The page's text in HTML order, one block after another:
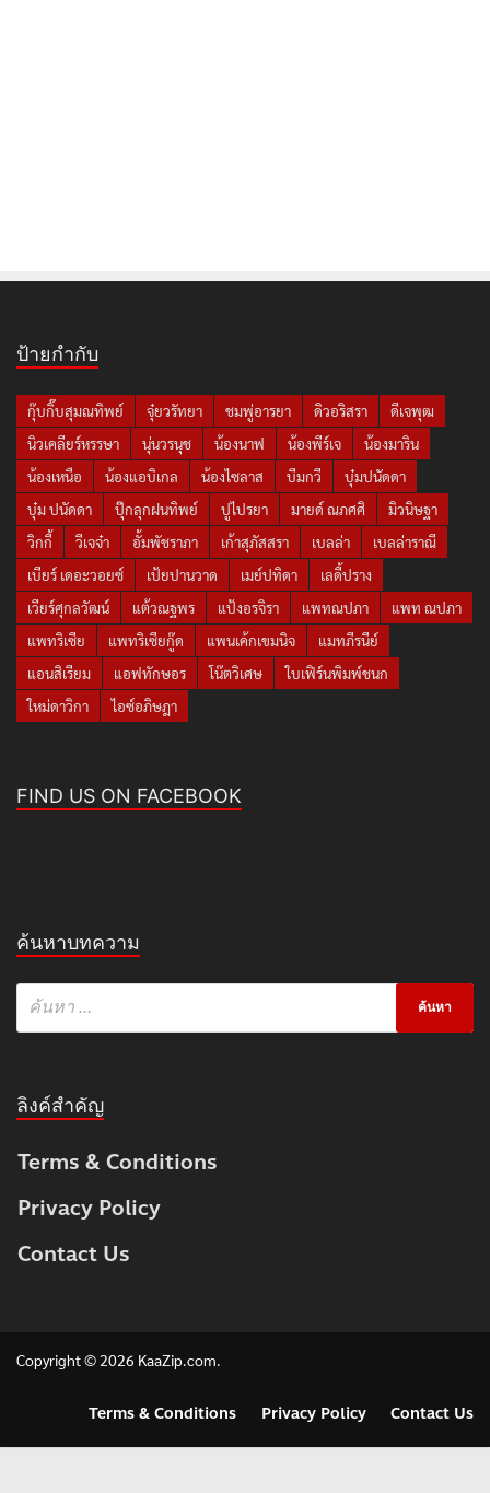
ป้ายกำกับ
กุ๊บกิ๊บสุมณทิพย์ จุ๋ยวรัทยา ชมพู่อารยา ดิวอริสรา
ดีเจพุฒ
นิวเคลียร์หรรษา
นุ่นวรนุช น้องนาฟ น้องพีร์เจ
น้องมาริน
น้องเหนือ
น้องแอบิเกล น้องไซลาส บีมกวี
บุ๋มปนัดดา
บุ๋ม ปนัดดา
ปุ๊กลุกฝนทิพย์ ปูไปรยา มายด์ ณภศศิ
มิวนิษฐา
วิกกี้
วีเจจ๋า อั้มพัชราภา เก้าสุภัสสรา เบลล่า
เบลล่าราณี
เบียร์ เดอะวอยซ์
เป้ยปานวาด เมย์ปทิดา
เลดี้ปราง
เวียร์ศุกลวัฒน์
แต้วณฐพร แป้งอรจิรา แพทณปภา
แพท ณปภา
แพทริเซีย
แพทริเซียกู๊ด แพนเค้กเขมนิจ
แมทภีรนีย์
แอนสิเรียม
แอฟทักษอร โน๊ตวิเศษ
ใบเฟิร์นพิมพ์ชนก
ใหม่ดาวิกา
ไอซ์อภิษฎา
FIND US ON FACEBOOK
ค้นหาบทความ
ลิงค์สำคัญ
Terms & Conditions
Privacy Policy
Contact Us
Copyright © 2026 KaaZip.com.
Terms & Conditions Privacy Policy Contact Us